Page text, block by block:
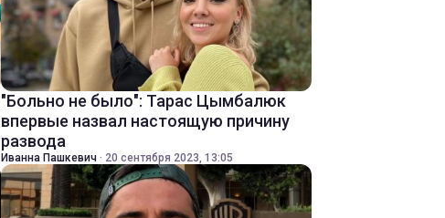
"Больно не было": Тарас Цымбалюк
впервые назвал настоящую причину
развода
Иванна Пашкевич · 20 сентября 2023, 13:05